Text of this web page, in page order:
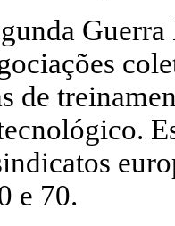
de
e 70.